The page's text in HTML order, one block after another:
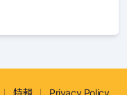
特輯 Privacy Policy